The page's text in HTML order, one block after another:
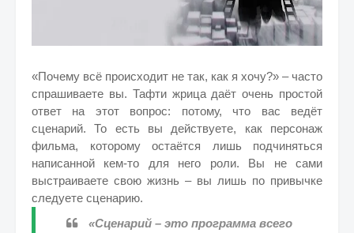
«Почему всё происходит не так, как я хочу?» – часто
спрашиваете вы. Тафти жрица даёт очень простой
ответ на этот вопрос: потому, что вас ведёт
сценарий. То есть вы действуете, как персонаж
фильма, которому остаётся лишь подчиняться
написанной кем-то для него роли. Вы не сами
выстраиваете свою жизнь – вы лишь по привычке
следуете сценарию.
«Сценарий – это программа всего